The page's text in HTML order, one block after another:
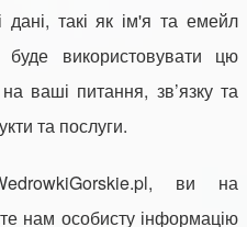
дані, такі як ім'я та емейл
використовувати цю
ваші питання, зв’язку та
та послуги.
ви на
нам особисту інформацію